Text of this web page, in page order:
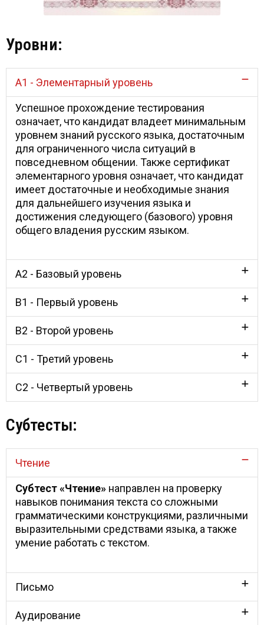
Уровни:
Α1 - Элементарный уровень
Успешное прохождение тестирования
означает, что кандидат владеет минимальным
уровнем знаний русского языка, достаточным
для ограниченного числа ситуаций в
повседневном общении. Также сертификат
элементарного уровня означает, что кандидат
имеет достаточные и необходимые знания
для дальнейшего изучения языка и
достижения следующего (базового) уровня
общего владения русским языком.
Α2 - Базовый уровень
Β1 - Первый уровень
B2 - Второй уровень
C1 - Третий уровень
C2 - Четвертый уровень
Субтесты:
Чтение
Субтест «Чтение» направлен на проверку
навыков понимания текста со сложными
грамматическими конструкциями, различными
выразительными средствами языка, а также
умение работать с текстом.
Письмо
Аудирование